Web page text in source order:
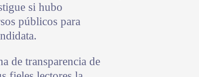
si hubo
públicos para
de transparencia de